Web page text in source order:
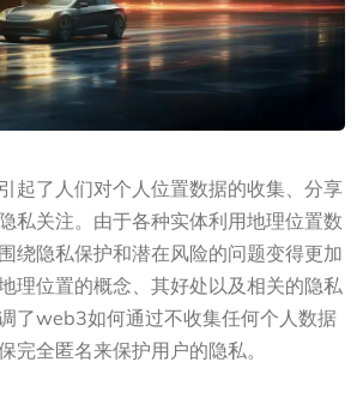
起了人们对个人位置数据的收集、分享
私关注。由于各种实体利用地理位置数
绕隐私保护和潜在风险的问题变得更加
理位置的概念、其好处以及相关的隐私
了web3如何通过不收集任何个人数据
完全匿名来保护用户的隐私。